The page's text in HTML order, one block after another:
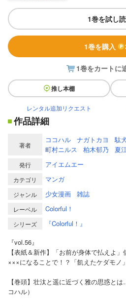
1巻を試し
1巻を購入
1巻をカートに
推し本棚
レンタル追加リクエスト
作品詳細
著者
ココハル ナガトカヨ 駄
町村ニルス
柏木郁乃 夏
発行 アイエムエー
カテゴリ マンガ
ジャンル 少女漫画 雑誌
レーベル Colorful！
シリーズ
『Colorful！』
『vol.56』
【表紙＆新作】「お前が身体で払えよ
×××になることで！？「飢えたケダモノ
【巻頭】壮汰と遥に近づく雅の思惑と
コハル）